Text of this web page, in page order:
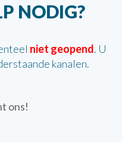
NODIG?
niet geopend. U
kanalen.
ons!